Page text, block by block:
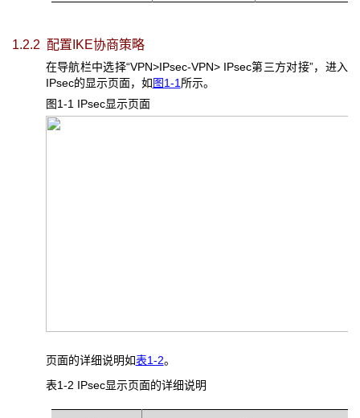
1.2.2 配置IKE协商策略
在导航栏中选择“VPN>IPsec-VPN> IPsec第三方对接”，进入
IPsec的显示页面，如图1-1所示。
图1-1 IPsec显示页面
页面的详细说明如表1-2。
表1-2 IPsec显示页面的详细说明